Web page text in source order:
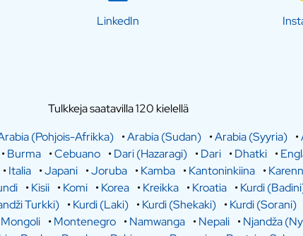
LinkedIn
Tulkkeja saatavilla 120 kielellä
(Pohjois-Afrikka) •Arabia (Sudan) •Arabia (Syyria) •
•Burma •Cebuano •Dari (Hazaragi) •Dari •Dhatki •
•Italia •Japani •Joruba •Kamba •Kantoninkiina •
•Kisii •Komi •Korea •Kreikka •Kroatia •Kurdi
Turkki) •Kurdi (Laki) •Kurdi (Shekaki) •Kurdi (Sorani)
Mongoli •Montenegro •Namwanga •Nepali •Njandža